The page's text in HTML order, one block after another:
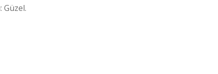
Güzel.